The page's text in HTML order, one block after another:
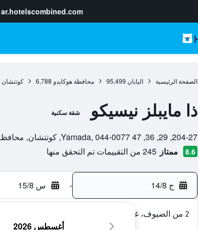
ar.hotelscombined.com
الصفحة الرئيسية اليابان 95,499 محافظة هوكايدو 6,788 كوتتشان
ذا مايبلز نيسيكو شقة سكنية
204-27, 29, 36, 47 Yamada, 044-0077, كوتتشان, محافظة هوكايدو, اليابان
8.6 ممتاز 245 من التقييمات تم التحقق منها
ج 14/8 - س 15/8
2 من الضيوف، غرفة واحدة
أغسطس 2026